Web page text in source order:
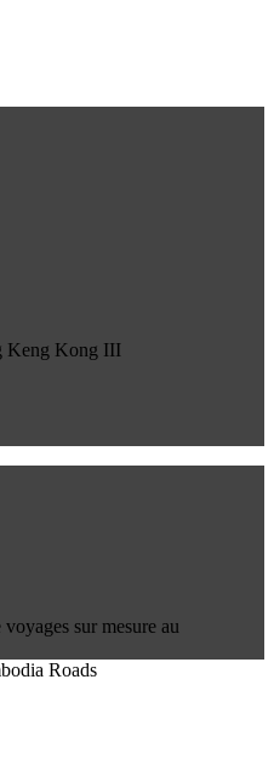
Keng Kong III
sur mesure au
Roads